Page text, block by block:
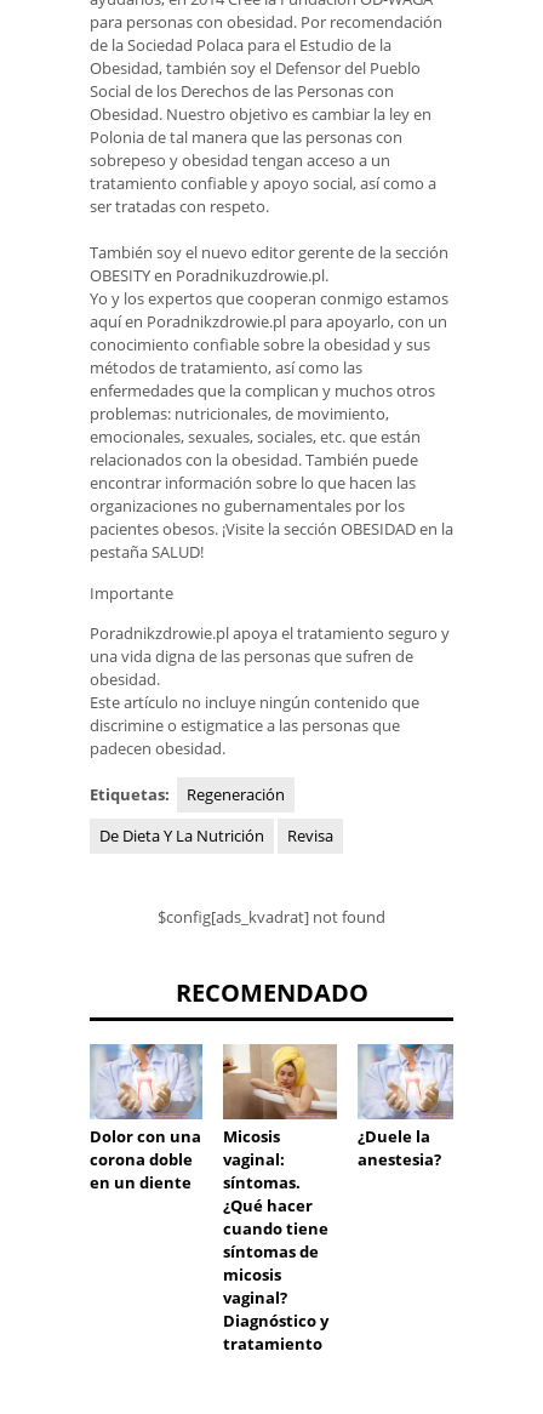
para personas con obesidad. Por recomendación
de la Sociedad Polaca para el Estudio de la
Obesidad, también soy el Defensor del Pueblo
Social de los Derechos de las Personas con
Obesidad. Nuestro objetivo es cambiar la ley en
Polonia de tal manera que las personas con
sobrepeso y obesidad tengan acceso a un
tratamiento confiable y apoyo social, así como a
ser tratadas con respeto.
También soy el nuevo editor gerente de la sección
OBESITY en Poradnikuzdrowie.pl.
Yo y los expertos que cooperan conmigo estamos
aquí en Poradnikzdrowie.pl para apoyarlo, con un
conocimiento confiable sobre la obesidad y sus
métodos de tratamiento, así como las
enfermedades que la complican y muchos otros
problemas: nutricionales, de movimiento,
emocionales, sexuales, sociales, etc. que están
relacionados con la obesidad. También puede
encontrar información sobre lo que hacen las
organizaciones no gubernamentales por los
pacientes obesos. ¡Visite la sección OBESIDAD en la
pestaña SALUD!
Importante
Poradnikzdrowie.pl apoya el tratamiento seguro y
una vida digna de las personas que sufren de
obesidad.
Este artículo no incluye ningún contenido que
discrimine o estigmatice a las personas que
padecen obesidad.
Etiquetas:
Regeneración
De Dieta Y La Nutrición
Revisa
$config[ads_kvadrat] not found
RECOMENDADO
Dolor con una
corona doble
en un diente
Micosis
vaginal:
síntomas.
¿Qué hacer
cuando tiene
síntomas de
micosis
vaginal?
Diagnóstico y
tratamiento
¿Duele la
anestesia?